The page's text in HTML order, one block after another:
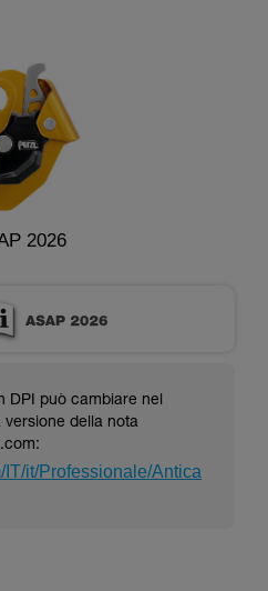
tecniche richiede una
la vostra
manovra, da soli, in piena
riprodurla autonomamente.
tecniche relative alla vostra
esistere altre che non
2026
DPI può cambiare nel
versione della nota
IT/it/Professionale/Antica